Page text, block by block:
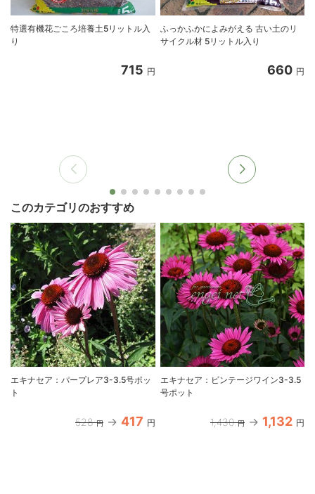
特選有機花ごころ培養土5リットル入
り
715 円
ふっかふかによみがえる 古い土のリ
サイクル材 5リットル入り
660 円
このカテゴリのおすすめ
エキナセア：パープレア3-3.5号ポッ
ト
528 円 417 円
エキナセア：ビンテージワイン3-3.5
号ポット
1,430 円 1,132 円